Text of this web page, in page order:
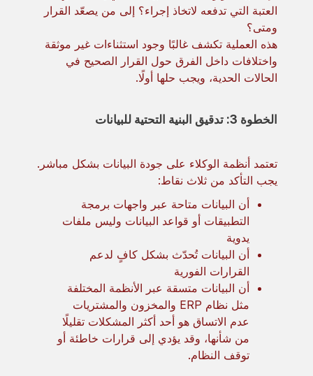
العتبة التي تدفعه لاتخاذ إجراء؟ إلى من يصعّد القرار
ومتى؟
هذه العملية تكشف غالبًا وجود استثناءات غير موثقة
واختلافات داخل الفرق حول القرار الصحيح في
الحالات الحدية، ويجب حلها أولًا.
الخطوة 3: تدقيق البنية التحتية للبيانات
تعتمد أنظمة الوكلاء على جودة البيانات بشكل مباشر.
يجب التأكد من ثلاث نقاط:
أن البيانات متاحة عبر واجهات برمجة
التطبيقات أو قواعد البيانات وليس ملفات
يدوية
أن البيانات تُحدّث بشكل كافٍ لدعم
القرارات الفورية
أن البيانات متسقة عبر الأنظمة المختلفة
مثل نظام ERP والمخزون والمشتريات
عدم الاتساق هو أحد أكثر المشكلات تقليلًا
من شأنها، وقد يؤدي إلى قرارات خاطئة أو
توقف النظام.